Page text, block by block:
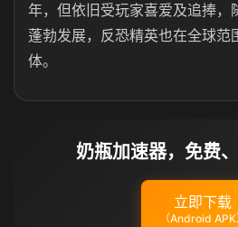
年，但依旧受玩家喜爱及追捧，
蓬勃发展，反恐精英也在全球范
体。
奶瓶加速器，免费
立即下载
（Android APK